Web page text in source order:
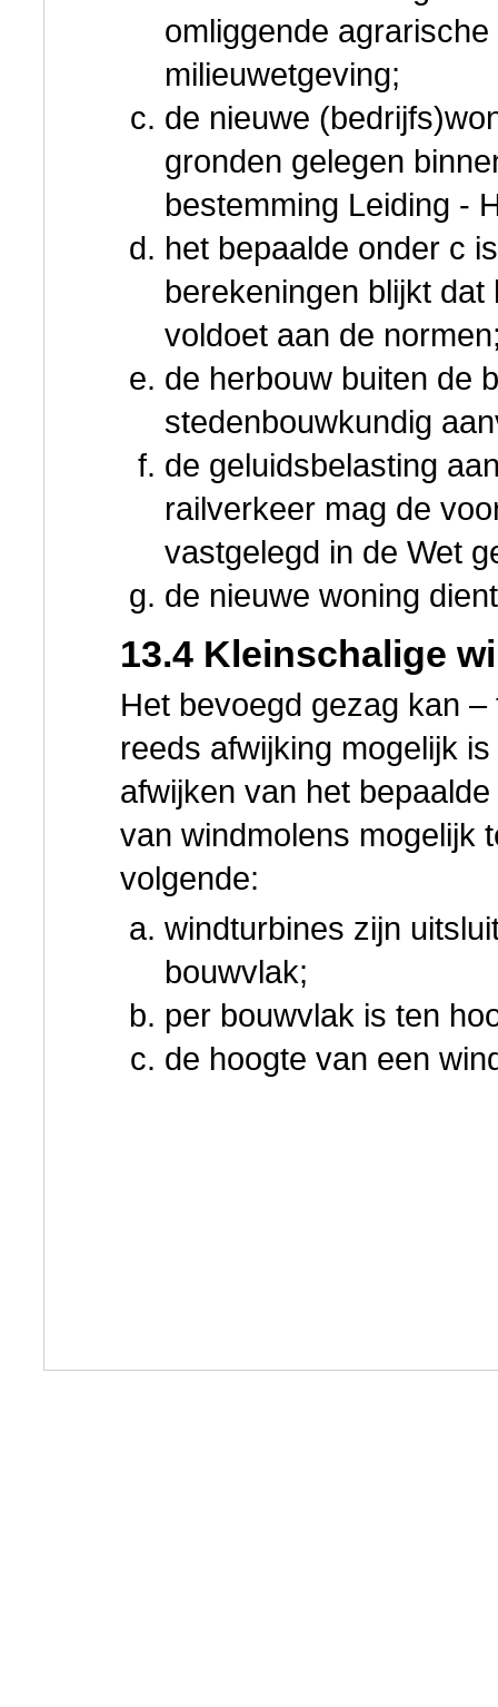
omliggende
milieuwetgeving;
de nieuwe
gronden gelegen
bestemming Leiding -
het bepaalde onder c
berekeningen blijkt
voldoet aan de
de herbouw buiten de
stedenbouwkundig
de geluidsbelasting
railverkeer mag de
vastgelegd in de Wet
de nieuwe woning
13.4 Kleinschalige
Het bevoegd gezag kan
reeds afwijking mogelijk
afwijken van het
van windmolens mogelijk
volgende:
windturbines zijn
bouwvlak;
per bouwvlak is ten
de hoogte van een